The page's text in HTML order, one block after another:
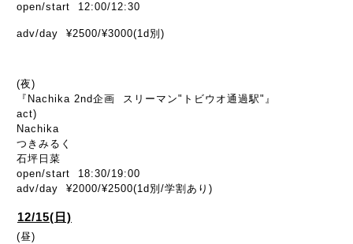
open/start 12:00/12:30
adv/day ¥2500/¥3000(1d別)
(夜)
『Nachika 2nd企画 スリーマン"トビウオ通過駅"』
act)
Nachika
つきみるく
石坪日菜
open/start 18:30/19:00
adv/day ¥2000/¥2500(1d別/学割あり)
12/15(日)
(昼)